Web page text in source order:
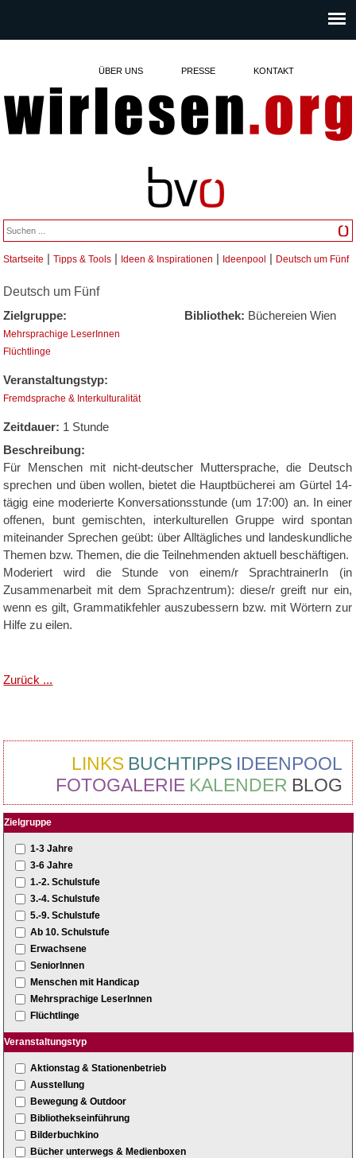
ÜBER UNS PRESSE KONTAKT
Sie sind hier
Startseite |Tipps & Tools | Ideen & Inspirationen | Ideenpool | Deutsch um Fünf
Deutsch um Fünf
Zielgruppe:
Mehrsprachige LeserInnen
Flüchtlinge
Veranstaltungstyp:
Fremdsprache & Interkulturalität
Zeitdauer: 1 Stunde
Bibliothek: Büchereien Wien
Beschreibung:
Für Menschen mit nicht-deutscher Muttersprache, die Deutsch
sprechen und üben wollen, bietet die Hauptbücherei am Gürtel 14-
tägig eine moderierte Konversationsstunde (um 17:00) an. In einer
offenen, bunt gemischten, interkulturellen Gruppe wird spontan
miteinander Sprechen geübt: über Alltägliches und landeskundliche
Themen bzw. Themen, die die Teilnehmenden aktuell beschäftigen.
Moderiert wird die Stunde von einem/r SprachtrainerIn (in
Zusammenarbeit mit dem Sprachzentrum): diese/r greift nur ein,
wenn es gilt, Grammatikfehler auszubessern bzw. mit Wörtern zur
Hilfe zu eilen.
Zurück ...
IDEENPOOL
BUCHTIPPS
LINKS
BLOG
KALENDER
FOTOGALERIE
Zielgruppe
1-3 Jahre
3-6 Jahre
1.-2. Schulstufe
3.-4. Schulstufe
5.-9. Schulstufe
Ab 10. Schulstufe
Erwachsene
SeniorInnen
Menschen mit Handicap
Mehrsprachige LeserInnen
Flüchtlinge
Veranstaltungstyp
Aktionstag & Stationenbetrieb
Ausstellung
Bewegung & Outdoor
Bibliothekseinführung
Bilderbuchkino
Bücher unterwegs & Medienboxen